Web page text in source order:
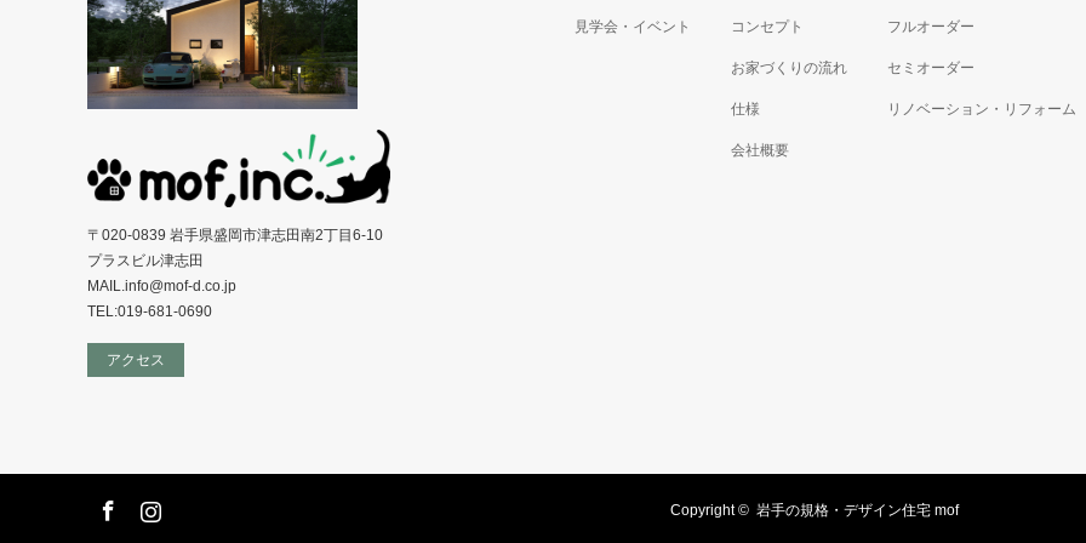
見学会・イベント コンセプト
お家づくりの流れ
仕様
会社概要
フルオーダー
セミオーダー
リノベーション・リフォーム
〒020-0839 岩手県盛岡市津志田南2丁目6-10
プラスビル津志田
MAIL.info@mof-d.co.jp
TEL:019-681-0690
アクセス
Copyright © 岩手の規格・デザイン住宅 mof